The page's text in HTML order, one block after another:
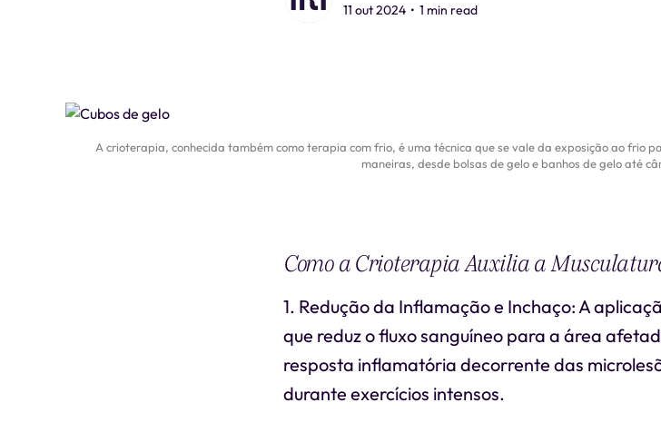
11 out 2024 • 1 min read
A crioterapia, conhecida também como terapia com frio, é uma técnica que se vale da exposição ao frio
maneiras, desde bolsas de gelo e banhos de gelo até
Como a Crioterapia Auxilia a
1. Redução da Inflamação e Inchaço: A
que reduz o fluxo sanguíneo para a área
resposta inflamatória decorrente das
durante exercícios intensos.